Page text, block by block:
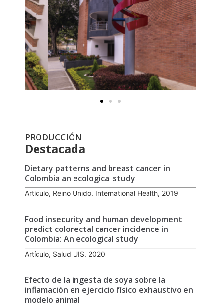
PRODUCCIÓN
Destacada
Dietary patterns and breast cancer in
Colombia an ecological study
Artículo, Reino Unido. International Health, 2019
Food insecurity and human development
predict colorectal cancer incidence in
Colombia: An ecological study
Artículo, Salud UIS. 2020
Efecto de la ingesta de soya sobre la
inflamación en ejercicio físico exhaustivo en
modelo animal